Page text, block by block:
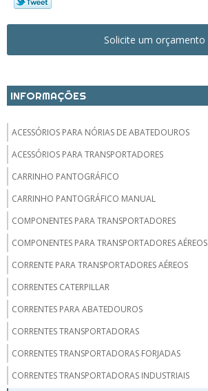
Solicite um orçamento
INFORMAÇÕES
ACESSÓRIOS PARA NÓRIAS DE ABATEDOUROS
ACESSÓRIOS PARA TRANSPORTADORES
CARRINHO PANTOGRÁFICO
CARRINHO PANTOGRÁFICO MANUAL
COMPONENTES PARA TRANSPORTADORES
COMPONENTES PARA TRANSPORTADORES AÉREOS
CORRENTE PARA TRANSPORTADORES AÉREOS
CORRENTES CATERPILLAR
CORRENTES PARA ABATEDOUROS
CORRENTES TRANSPORTADORAS
CORRENTES TRANSPORTADORAS FORJADAS
CORRENTES TRANSPORTADORAS INDUSTRIAIS